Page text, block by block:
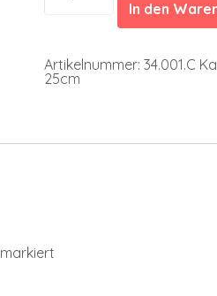
25cm
In den
Artikelnummer: 34.001.C
25cm
markiert